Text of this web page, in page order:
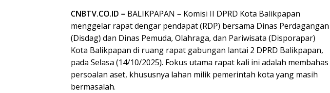
CNBTV.CO.ID – BALIKPAPAN – Komisi II DPRD Kota Balikpapan
menggelar rapat dengar pendapat (RDP) bersama Dinas Perdagangan
(Disdag) dan Dinas Pemuda, Olahraga, dan Pariwisata (Disporapar)
Kota Balikpapan di ruang rapat gabungan lantai 2 DPRD Balikpapan,
pada Selasa (14/10/2025). Fokus utama rapat kali ini adalah membahas
persoalan aset, khususnya lahan milik pemerintah kota yang masih
bermasalah.